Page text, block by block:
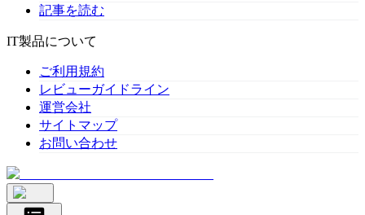
記事を読む
IT製品について
ご利用規約
レビューガイドライン
運営会社
サイトマップ
お問い合わせ